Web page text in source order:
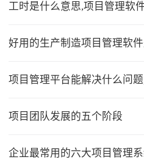
工时是什么意思,项目管理软
好用的生产制造项目管理软
项目管理平台能解决什么问
项目团队发展的五个阶段
企业最常用的六大项目管理